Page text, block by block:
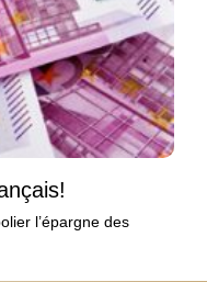
l’épargne des